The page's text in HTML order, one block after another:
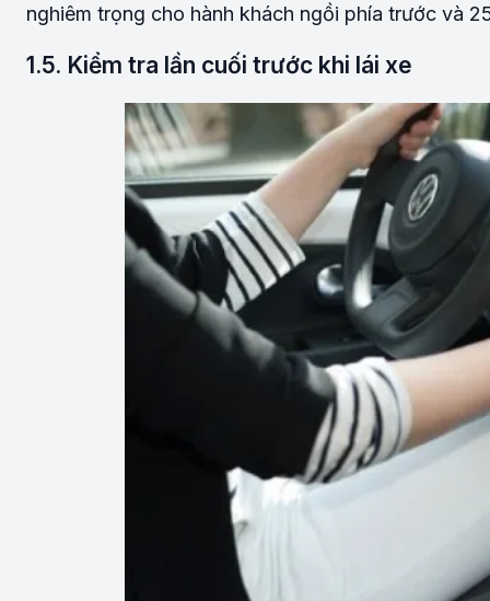
nghiêm trọng cho hành khách ngồi phía trước và
1.5. Kiểm tra lần cuối trước khi lái xe